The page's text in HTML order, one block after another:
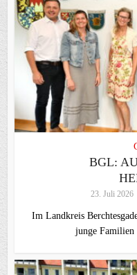
BGL:
23. Juli 2026
Im Landkreis
junge Familien